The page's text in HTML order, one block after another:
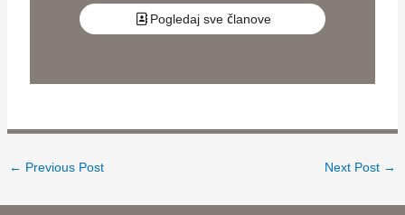
Pogledaj sve članove
← Previous Post Next Post →